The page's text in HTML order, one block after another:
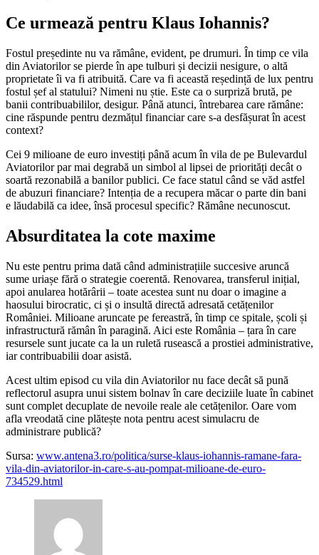
Ce urmează pentru Klaus Iohannis?
Fostul președinte nu va rămâne, evident, pe drumuri. În timp ce vila
din Aviatorilor se pierde în ape tulburi și decizii nesigure, o altă
proprietate îi va fi atribuită. Care va fi această reședință de lux pentru
fostul șef al statului? Nimeni nu știe. Este ca o surpriză brută, pe
banii contribuabililor, desigur. Până atunci, întrebarea care rămâne:
cine răspunde pentru dezmățul financiar care s-a desfășurat în acest
context?
Cei 9 milioane de euro investiți până acum în vila de pe Bulevardul
Aviatorilor par mai degrabă un simbol al lipsei de priorități decât o
soartă rezonabilă a banilor publici. Ce face statul când se văd astfel
de abuzuri financiare? Intenția de a recupera măcar o parte din bani
e lăudabilă ca idee, însă procesul specific? Rămâne necunoscut.
Absurditatea la cote maxime
Nu este pentru prima dată când administrațiile succesive aruncă
sume uriașe fără o strategie coerentă. Renovarea, transferul inițial,
apoi anularea hotărârii – toate acestea sunt nu doar o imagine a
haosului birocratic, ci și o insultă directă adresată cetățenilor
României. Milioane aruncate pe fereastră, în timp ce spitale, școli și
infrastructură rămân în paragină. Aici este România – țara în care
resursele sunt jucate ca la un ruletă rusească a prostiei administrative,
iar contribuabilii doar asistă.
Acest ultim episod cu vila din Aviatorilor nu face decât să pună
reflectorul asupra unui sistem bolnav în care deciziile luate în cabinet
sunt complet decuplate de nevoile reale ale cetățenilor. Oare vom
afla vreodată cine plătește nota pentru acest simulacru de
administrare publică?
Sursa: www.antena3.ro/politica/surse-klaus-iohannis-ramane-fara-
vila-din-aviatorilor-in-care-s-au-pompat-milioane-de-euro-
734529.html